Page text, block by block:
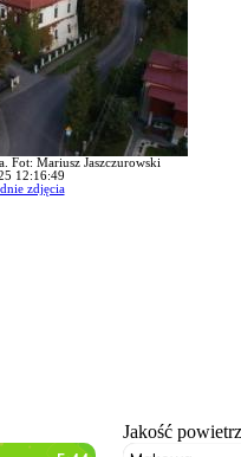
Fot: Mariusz Jaszczurowski
12:16:49
zdjęcia
Jakość